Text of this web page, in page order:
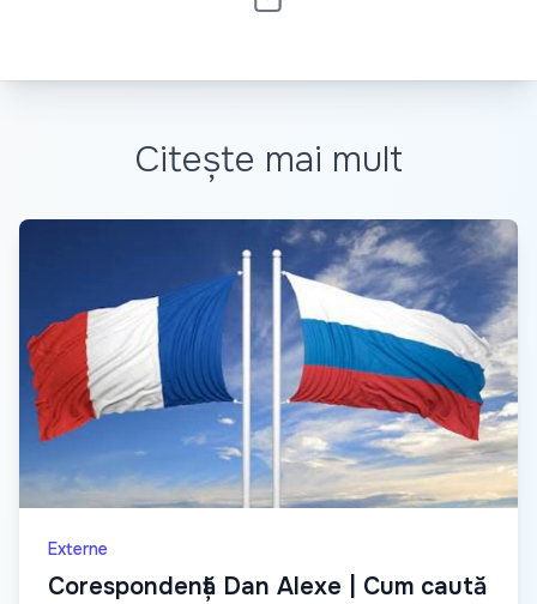
Citește mai mult
Externe
Сorespondență Dan Alexe | Cum caută